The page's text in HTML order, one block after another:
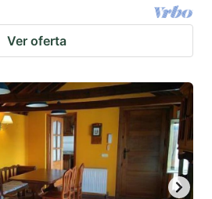
Ver oferta